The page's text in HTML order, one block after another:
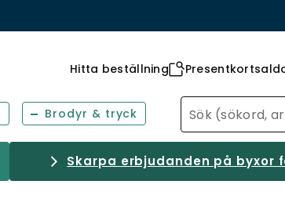
Hitta beställning
Brodyr & tryck
Skarpa erbjudanden på